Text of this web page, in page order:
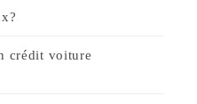
crédit voiture